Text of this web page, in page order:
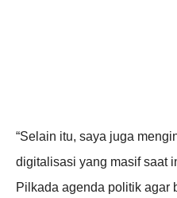
“Selain itu, saya juga
digitalisasi yang masif saat
Pilkada agenda politik agar